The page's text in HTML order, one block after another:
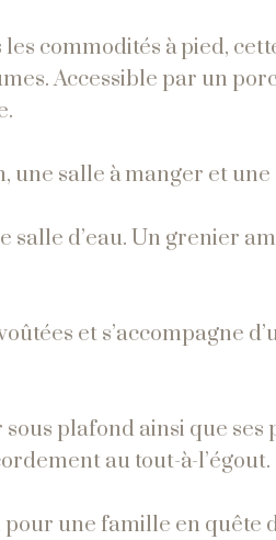
commodités à pied,
Accessible par un
une salle à manger et
salle d’eau. Un grenier
et s’accompagne
plafond ainsi que ses
au tout-à-l’égout.
une famille en quête